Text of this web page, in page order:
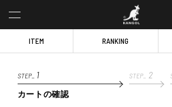
ITEM RANKING
STEP_ 1
カートの確認
STEP_ 2